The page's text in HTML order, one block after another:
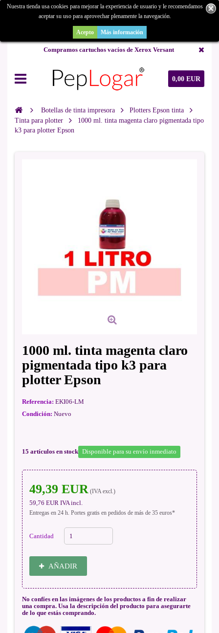
¿Buscas un repuesto de copiadora o buscas una de ocasión y no la
encuentras? Consúltanos.
Compramos cartuchos vacíos de Xerox Versant
0,00 EUR
Nuestra tienda usa cookies para mejorar la experiencia de usuario y le recomendamos
aceptar su uso para aprovechar plenamente la navegación.
Acepto Más información
Botellas de tinta impresora
Plotters Epson tinta
Tinta para plotter
1000 ml. tinta magenta claro pigmentada tipo
k3 para plotter Epson
1000 ml. tinta magenta claro
pigmentada tipo k3 para
plotter Epson
Referencia: EKI06-LM
Condición: Nuevo
15 artículos en stock Disponible para su envío inmediato
49,39 EUR (IVA excl.)
59,76 EUR IVA incl.
Entregas en 24 h. Portes gratis en pedidos de más de 35 euros*
Cantidad
AÑADIR
No confíes en las imágenes de los productos a fin de realizar
una compra. Usa la descripción del producto para asegurarte
de lo que estás comprando.